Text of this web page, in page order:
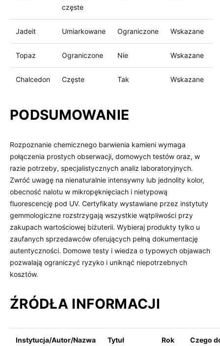
częste
Jadeit Umiarkowane Ograniczone Wskazane
Topaz Ograniczone Nie Wskazane
Chalcedon Częste Tak Wskazane
PODSUMOWANIE
Rozpoznanie chemicznego barwienia kamieni wymaga
połączenia prostych obserwacji, domowych testów oraz, w
razie potrzeby, specjalistycznych analiz laboratoryjnych.
Zwróć uwagę na nienaturalnie intensywny lub jednolity kolor,
obecność nalotu w mikropęknięciach i nietypową
fluorescencję pod UV. Certyfikaty wystawiane przez instytuty
gemmologiczne rozstrzygają wszystkie wątpliwości przy
zakupach wartościowej biżuterii. Wybieraj produkty tylko u
zaufanych sprzedawców oferujących pełną dokumentację
autentyczności. Domowe testy i wiedza o typowych objawach
pozwalają ograniczyć ryzyko i uniknąć niepotrzebnych
kosztów.
ŹRÓDŁA INFORMACJI
Instytucja/Autor/Nazwa Tytuł Rok Czego